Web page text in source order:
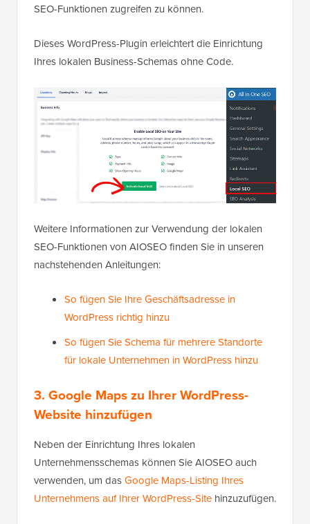
SEO-Funktionen zugreifen zu können.
Dieses WordPress-Plugin erleichtert die Einrichtung
Ihres lokalen Business-Schemas ohne Code.
Weitere Informationen zur Verwendung der lokalen
SEO-Funktionen von AIOSEO finden Sie in unseren
nachstehenden Anleitungen:
So fügen Sie Ihre Geschäftsadresse in
WordPress richtig hinzu
So fügen Sie Schema für mehrere Standorte
für lokale Unternehmen in WordPress hinzu
3. Google Maps zu Ihrer WordPress-
Website hinzufügen
Neben der Einrichtung Ihres lokalen
Unternehmensschemas können Sie AIOSEO auch
verwenden, um dasGoogle Maps-Listing Ihres
Unternehmens auf Ihrer WordPress-Site hinzuzufügen.